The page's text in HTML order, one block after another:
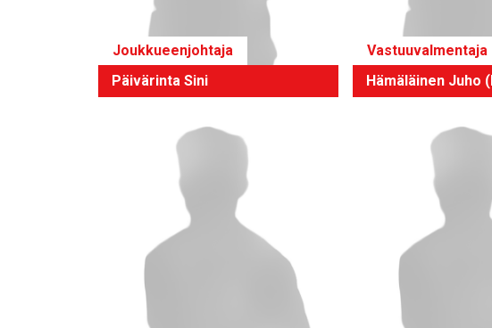
Joukkueenjohtaja
Päivärinta Sini
Vastuuvalmentaja
Hämäläinen Juho